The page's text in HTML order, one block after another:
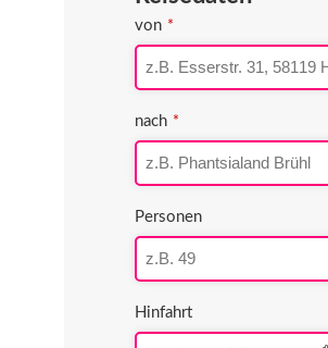
von *
nach *
Personen
Hinfahrt